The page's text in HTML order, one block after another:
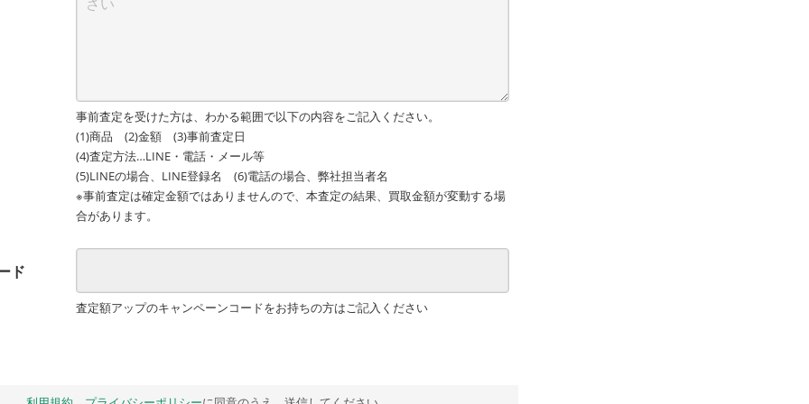
事前査定を受けた方は、わかる範囲で以下の内容をご記入ください。
(1)商品 (2)金額 (3)事前査定日
(4)査定方法…LINE・電話・メール等
(5)LINEの場合、LINE登録名 (6)電話の場合、弊社担当者名
※事前査定は確定金額ではありませんので、本査定の結果、買取金額が変動する場
合があります。
ド
査定額アップのキャンペーンコードをお持ちの方はご記入ください